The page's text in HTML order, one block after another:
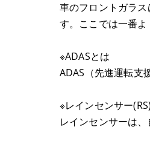
車のフロントガラ
す。ここでは一番
※ADASとは
ADAS（先進運転支
※レインセンサー
レインセンサーは